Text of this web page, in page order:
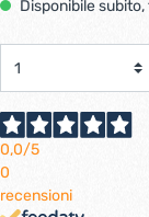
Disponibile
0,0/5
0
recensioni